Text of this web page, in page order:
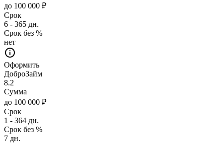
до 100 000 ₽
Срок
6 - 365 дн.
Срок без %
нет
Оформить
ДоброЗайм
8.2
Сумма
до 100 000 ₽
Срок
1 - 364 дн.
Срок без %
7 дн.